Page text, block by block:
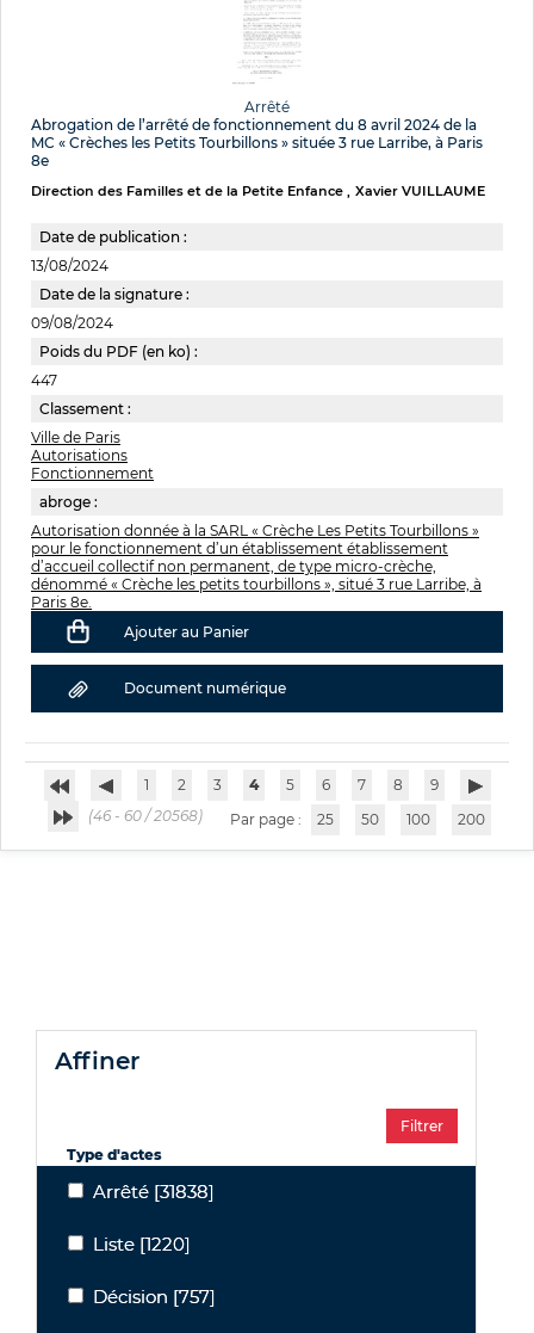
Arrêté
Abrogation de l’arrêté de fonctionnement du 8 avril 2024 de la
MC « Crèches les Petits Tourbillons » située 3 rue Larribe, à Paris
8e
Direction des Familles et de la Petite Enfance Xavier VUILLAUME
Date de publication :
13/08/2024
Date de la signature :
09/08/2024
Poids du PDF (en ko) :
447
Classement :
Ville de Paris
Autorisations
Fonctionnement
abroge :
Autorisation donnée à la SARL « Crèche Les Petits Tourbillons »
pour le fonctionnement d’un établissement établissement
d’accueil collectif non permanent, de type micro-crèche,
dénommé « Crèche les petits tourbillons », situé 3 rue Larribe, à
Paris 8e.
Ajouter au Panier
Document numérique
1 2 3 4 5 6 7 8
9
(46 - 60 / 20568)
Par page : 25 50 100 200
affiner
Type d'actes
ArrêtéArrêté [31838]
ListeListe [1220]
Décision
Décision [757]